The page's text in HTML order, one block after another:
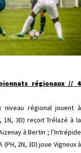
régionaux // 4
régional jouent à
1N, 3D) reçoit Trélazé à la
à Bertin ; l’Intrépide
2N, 3D) joue Vigneux à